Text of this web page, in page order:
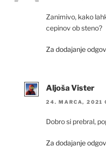
Zanimivo, kako
cepinov ob steno?
Za dodajanje
Aljoša Vister
24. MARCA, 2021
Dobro si prebral,
Za dodajanje